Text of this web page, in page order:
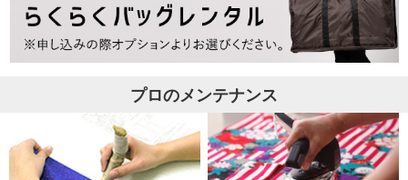
プロのメンテナンス